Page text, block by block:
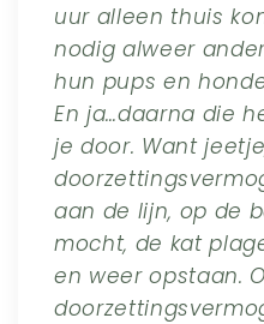
uur alleen thuis
nodig alweer
hun pups en
En ja…daarna die
je door. Want
aan de lijn, op de
mocht, de kat
en weer opstaan.